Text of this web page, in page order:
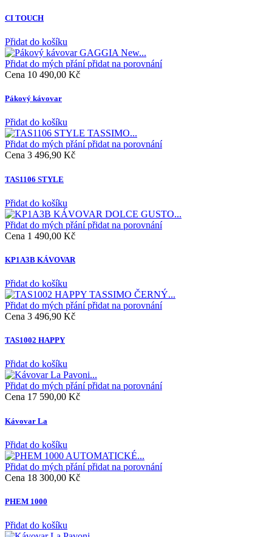
CI TOUCH
Přidat do košíku
Přidat do mých přání přidat na porovnání
Cena 10 490,00 Kč
Pákový kávovar
Přidat do košíku
Přidat do mých přání přidat na porovnání
Cena 3 496,90 Kč
TAS1106 STYLE
Přidat do košíku
Přidat do mých přání přidat na porovnání
Cena 1 490,00 Kč
KP1A3B KÁVOVAR
Přidat do košíku
Přidat do mých přání přidat na porovnání
Cena 3 496,90 Kč
TAS1002 HAPPY
Přidat do košíku
Přidat do mých přání přidat na porovnání
Cena 17 590,00 Kč
Kávovar La
Přidat do košíku
Přidat do mých přání přidat na porovnání
Cena 18 300,00 Kč
PHEM 1000
Přidat do košíku